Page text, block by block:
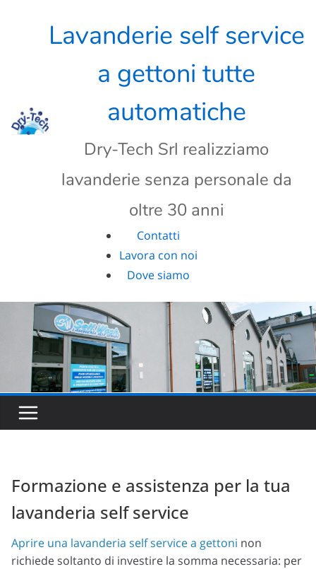
Lavanderie self service
a gettoni tutte
automatiche
Dry-Tech Srl realizziamo
lavanderie senza personale da
oltre 30 anni
Contatti
Lavora con noi
Dove siamo
Formazione e assistenza per la tua
lavanderia self service
Aprire una lavanderia self service a gettoni non
richiede soltanto di investire la somma necessaria: per